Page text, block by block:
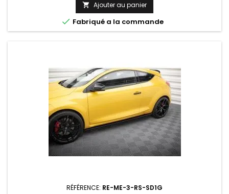
 Ajouter au panier
 Fabriqué a la commande
RÉFÉRENCE: RE-ME-3-RS-SD1G